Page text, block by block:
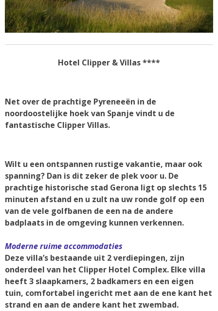
Hotel Clipper & Villas ****
Net over de prachtige Pyreneeën in de
noordoostelijke hoek van Spanje vindt u de
fantastische Clipper Villas.
Wilt u een ontspannen rustige vakantie, maar ook
spanning? Dan is dit zeker de plek voor u. De
prachtige historische stad Gerona ligt op slechts 15
minuten afstand en u zult na uw ronde golf op een
van de vele golfbanen de een na de andere
badplaats in de omgeving kunnen verkennen.
Moderne ruime accommodaties
Deze villa’s bestaande uit 2 verdiepingen, zijn
onderdeel van het Clipper Hotel Complex. Elke villa
heeft 3 slaapkamers, 2 badkamers en een eigen
tuin, comfortabel ingericht met aan de ene kant het
strand en aan de andere kant het zwembad.